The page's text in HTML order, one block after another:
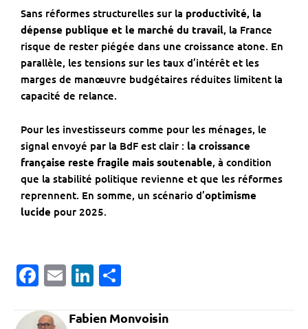
Sans réformes structurelles sur la productivité, la
dépense publique et le marché du travail, la France
risque de rester piégée dans une croissance atone. En
parallèle, les tensions sur les taux d’intérêt et les
marges de manœuvre budgétaires réduites limitent la
capacité de relance.
Pour les investisseurs comme pour les ménages, le
signal envoyé par la BdF est clair : la croissance
française reste fragile mais soutenable, à condition
que la stabilité politique revienne et que les réformes
reprennent. En somme, un scénario d’optimisme
lucide pour 2025.
Facebook
EmailLinkedIn
Fabien Monvoisin